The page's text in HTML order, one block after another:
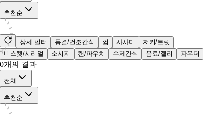
추천순
상세 필터 동결/건조간식 껌 사사미
저키/트릿
비스켓/시리얼
소시지 캔/파우치 수제간식 음료/젤리 파우더
0개의 결과
전체
추천순